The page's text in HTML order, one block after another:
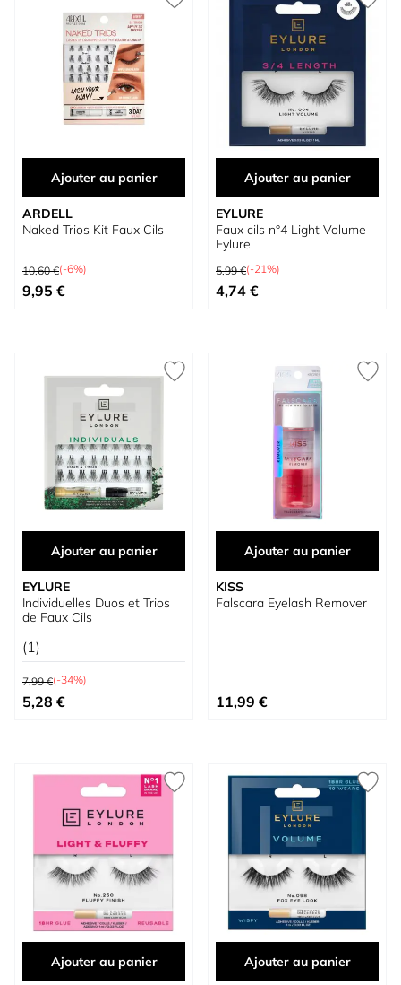
Ajouter au panier
ARDELL
Naked Trios Kit Faux Cils
Prix normal
10,60 €(-6%)
Prix spécial
9,95 €
Ajouter au panier
EYLURE
Faux cils n°4 Light Volume
Eylure
Prix normal
5,99 €(-21%)
Prix spécial
4,74 €
Ajouter au panier
EYLURE
Individuelles Duos et Trios
de Faux Cils
(1)
Prix normal
7,99 €(-34%)
Prix spécial
5,28 €
Ajouter au panier
KISS
Falscara Eyelash Remover
11,99 €
Ajouter au panier Ajouter au panier